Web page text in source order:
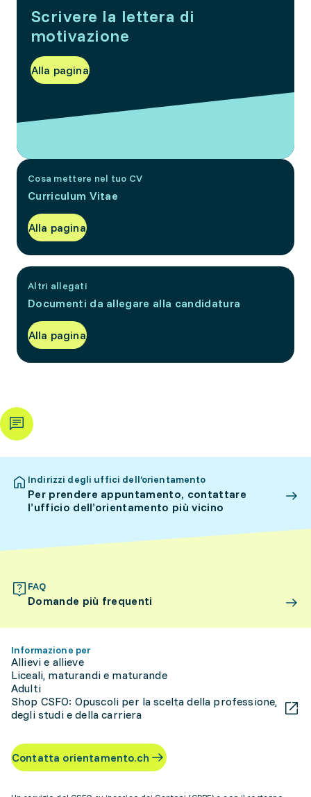
Scrivere la lettera di
motivazione
Alla pagina
Cosa mettere nel tuo CV
Curriculum Vitae
Alla pagina
Altri allegati
Documenti da allegare alla candidatura
Alla pagina
Indirizzi degli uffici dell’orientamento
Per prendere appuntamento, contattare
l’ufficio dell’orientamento più vicino
FAQ
Domande più frequenti
Informazione per
Allievi e allieve
Liceali, maturandi e maturande
Adulti
Shop CSFO: Opuscoli per la scelta della professione,
degli studi e della carriera
Contatta orientamento.ch